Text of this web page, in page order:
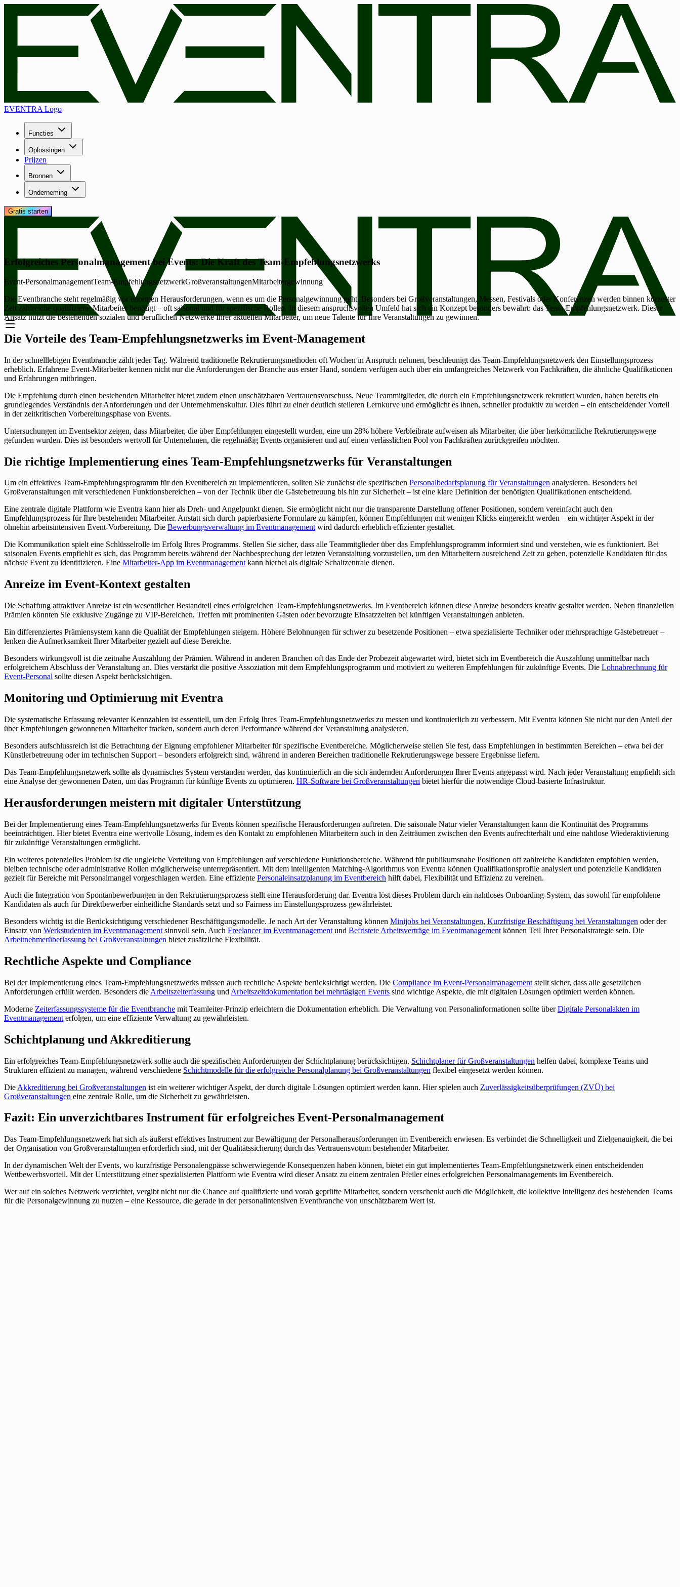
EVENTRA Logo
Functies
Oplossingen
Prijzen
Bronnen
Onderneming
Gratis starten
Erfolgreiches Personalmanagement bei Events: Die Kraft des Team-Empfehlungsnetzwerks
Event-PersonalmanagementTeam-EmpfehlungsnetzwerkGroßveranstaltungenMitarbeitergewinnung
Die Eventbranche steht regelmäßig vor enormen Herausforderungen, wenn es um die Personalgewinnung geht. Besonders bei Großveranstaltungen, Messen, Festivals oder Konferenzen werden binnen kürzester
Zeit zahlreiche qualifizierte Mitarbeiter benötigt – oft saisonal und für spezifische Rollen. In diesem anspruchsvollen Umfeld hat sich ein Konzept besonders bewährt: das Team-Empfehlungsnetzwerk. Dieser
Ansatz nutzt die bestehenden sozialen und beruflichen Netzwerke Ihrer aktuellen Mitarbeiter, um neue Talente für Ihre Veranstaltungen zu gewinnen.
Die Vorteile des Team-Empfehlungsnetzwerks im Event-Management
In der schnelllebigen Eventbranche zählt jeder Tag. Während traditionelle Rekrutierungsmethoden oft Wochen in Anspruch nehmen, beschleunigt das Team-Empfehlungsnetzwerk den Einstellungsprozess
erheblich. Erfahrene Event-Mitarbeiter kennen nicht nur die Anforderungen der Branche aus erster Hand, sondern verfügen auch über ein umfangreiches Netzwerk von Fachkräften, die ähnliche Qualifikationen
und Erfahrungen mitbringen.
Die Empfehlung durch einen bestehenden Mitarbeiter bietet zudem einen unschätzbaren Vertrauensvorschuss. Neue Teammitglieder, die durch ein Empfehlungsnetzwerk rekrutiert wurden, haben bereits ein
grundlegendes Verständnis der Anforderungen und der Unternehmenskultur. Dies führt zu einer deutlich steileren Lernkurve und ermöglicht es ihnen, schneller produktiv zu werden – ein entscheidender Vorteil
in der zeitkritischen Vorbereitungsphase von Events.
Untersuchungen im Eventsektor zeigen, dass Mitarbeiter, die über Empfehlungen eingestellt wurden, eine um 28% höhere Verbleibrate aufweisen als Mitarbeiter, die über herkömmliche Rekrutierungswege
gefunden wurden. Dies ist besonders wertvoll für Unternehmen, die regelmäßig Events organisieren und auf einen verlässlichen Pool von Fachkräften zurückgreifen möchten.
Die richtige Implementierung eines Team-Empfehlungsnetzwerks für Veranstaltungen
Um ein effektives Team-Empfehlungsprogramm für den Eventbereich zu implementieren, sollten Sie zunächst die spezifischen Personalbedarfsplanung für Veranstaltungen analysieren. Besonders bei
Großveranstaltungen mit verschiedenen Funktionsbereichen – von der Technik über die Gästebetreuung bis hin zur Sicherheit – ist eine klare Definition der benötigten Qualifikationen entscheidend.
Eine zentrale digitale Plattform wie Eventra kann hier als Dreh- und Angelpunkt dienen. Sie ermöglicht nicht nur die transparente Darstellung offener Positionen, sondern vereinfacht auch den
Empfehlungsprozess für Ihre bestehenden Mitarbeiter. Anstatt sich durch papierbasierte Formulare zu kämpfen, können Empfehlungen mit wenigen Klicks eingereicht werden – ein wichtiger Aspekt in der
ohnehin arbeitsintensiven Event-Vorbereitung. Die Bewerbungsverwaltung im Eventmanagementwird dadurch erheblich effizienter gestaltet.
Die Kommunikation spielt eine Schlüsselrolle im Erfolg Ihres Programms. Stellen Sie sicher, dass alle Teammitglieder über das Empfehlungsprogramm informiert sind und verstehen, wie es funktioniert. Bei
saisonalen Events empfiehlt es sich, das Programm bereits während der Nachbesprechung der letzten Veranstaltung vorzustellen, um den Mitarbeitern ausreichend Zeit zu geben, potenzielle Kandidaten für das
nächste Event zu identifizieren. Eine Mitarbeiter-App im Eventmanagementkann hierbei als digitale Schaltzentrale dienen.
Anreize im Event-Kontext gestalten
Die Schaffung attraktiver Anreize ist ein wesentlicher Bestandteil eines erfolgreichen Team-Empfehlungsnetzwerks. Im Eventbereich können diese Anreize besonders kreativ gestaltet werden. Neben finanziellen
Prämien könnten Sie exklusive Zugänge zu VIP-Bereichen, Treffen mit prominenten Gästen oder bevorzugte Einsatzzeiten bei künftigen Veranstaltungen anbieten.
Ein differenziertes Prämiensystem kann die Qualität der Empfehlungen steigern. Höhere Belohnungen für schwer zu besetzende Positionen – etwa spezialisierte Techniker oder mehrsprachige Gästebetreuer –
lenken die Aufmerksamkeit Ihrer Mitarbeiter gezielt auf diese Bereiche.
Besonders wirkungsvoll ist die zeitnahe Auszahlung der Prämien. Während in anderen Branchen oft das Ende der Probezeit abgewartet wird, bietet sich im Eventbereich die Auszahlung unmittelbar nach
erfolgreichem Abschluss der Veranstaltung an. Dies verstärkt die positive Assoziation mit dem Empfehlungsprogramm und motiviert zu weiteren Empfehlungen für zukünftige Events. Die Lohnabrechnung für
Event-Personal sollte diesen Aspekt berücksichtigen.
Monitoring und Optimierung mit Eventra
Die systematische Erfassung relevanter Kennzahlen ist essentiell, um den Erfolg Ihres Team-Empfehlungsnetzwerks zu messen und kontinuierlich zu verbessern. Mit Eventra können Sie nicht nur den Anteil der
über Empfehlungen gewonnenen Mitarbeiter tracken, sondern auch deren Performance während der Veranstaltung analysieren.
Besonders aufschlussreich ist die Betrachtung der Eignung empfohlener Mitarbeiter für spezifische Eventbereiche. Möglicherweise stellen Sie fest, dass Empfehlungen in bestimmten Bereichen – etwa bei der
Künstlerbetreuung oder im technischen Support – besonders erfolgreich sind, während in anderen Bereichen traditionelle Rekrutierungswege bessere Ergebnisse liefern.
Das Team-Empfehlungsnetzwerk sollte als dynamisches System verstanden werden, das kontinuierlich an die sich ändernden Anforderungen Ihrer Events angepasst wird. Nach jeder Veranstaltung empfiehlt sich
eine Analyse der gewonnenen Daten, um das Programm für künftige Events zu optimieren. HR-Software bei Großveranstaltungen bietet hierfür die notwendige Cloud-basierte Infrastruktur.
Herausforderungen meistern mit digitaler Unterstützung
Bei der Implementierung eines Team-Empfehlungsnetzwerks für Events können spezifische Herausforderungen auftreten. Die saisonale Natur vieler Veranstaltungen kann die Kontinuität des Programms
beeinträchtigen. Hier bietet Eventra eine wertvolle Lösung, indem es den Kontakt zu empfohlenen Mitarbeitern auch in den Zeiträumen zwischen den Events aufrechterhält und eine nahtlose Wiederaktivierung
für zukünftige Veranstaltungen ermöglicht.
Ein weiteres potenzielles Problem ist die ungleiche Verteilung von Empfehlungen auf verschiedene Funktionsbereiche. Während für publikumsnahe Positionen oft zahlreiche Kandidaten empfohlen werden,
bleiben technische oder administrative Rollen möglicherweise unterrepräsentiert. Mit dem intelligenten Matching-Algorithmus von Eventra können Qualifikationsprofile analysiert und potenzielle Kandidaten
gezielt für Bereiche mit Personalmangel vorgeschlagen werden. Eine effiziente Personaleinsatzplanung im Eventbereich hilft dabei, Flexibilität und Effizienz zu vereinen.
Auch die Integration von Spontanbewerbungen in den Rekrutierungsprozess stellt eine Herausforderung dar. Eventra löst dieses Problem durch ein nahtloses Onboarding-System, das sowohl für empfohlene
Kandidaten als auch für Direktbewerber einheitliche Standards setzt und so Fairness im Einstellungsprozess gewährleistet.
Besonders wichtig ist die Berücksichtigung verschiedener Beschäftigungsmodelle. Je nach Art der Veranstaltung können Minijobs bei Veranstaltungen, Kurzfristige Beschäftigung bei Veranstaltungen oder der
Einsatz von Werkstudenten im Eventmanagement sinnvoll sein. Auch Freelancer im Eventmanagement und Befristete Arbeitsverträge im Eventmanagement können Teil Ihrer Personalstrategie sein. Die
Arbeitnehmerüberlassung bei Großveranstaltungen bietet zusätzliche Flexibilität.
Rechtliche Aspekte und Compliance
Bei der Implementierung eines Team-Empfehlungsnetzwerks müssen auch rechtliche Aspekte berücksichtigt werden. Die Compliance im Event-Personalmanagement stellt sicher, dass alle gesetzlichen
Anforderungen erfüllt werden. Besonders die Arbeitszeiterfassung und Arbeitszeitdokumentation bei mehrtägigen Events sind wichtige Aspekte, die mit digitalen Lösungen optimiert werden können.
Moderne Zeiterfassungssysteme für die Eventbranche mit Teamleiter-Prinzip erleichtern die Dokumentation erheblich. Die Verwaltung von Personalinformationen sollte überDigitale Personalakten im
Eventmanagement erfolgen, um eine effiziente Verwaltung zu gewährleisten.
Schichtplanung und Akkreditierung
Ein erfolgreiches Team-Empfehlungsnetzwerk sollte auch die spezifischen Anforderungen der Schichtplanung berücksichtigen. Schichtplaner für Großveranstaltungen helfen dabei, komplexe Teams und
Strukturen effizient zu managen, während verschiedene Schichtmodelle für die erfolgreiche Personalplanung bei Großveranstaltungen flexibel eingesetzt werden können.
Die Akkreditierung bei Großveranstaltungen ist ein weiterer wichtiger Aspekt, der durch digitale Lösungen optimiert werden kann. Hier spielen auch Zuverlässigkeitsüberprüfungen (ZVÜ) bei
Großveranstaltungen eine zentrale Rolle, um die Sicherheit zu gewährleisten.
Fazit: Ein unverzichtbares Instrument für erfolgreiches Event-Personalmanagement
Das Team-Empfehlungsnetzwerk hat sich als äußerst effektives Instrument zur Bewältigung der Personalherausforderungen im Eventbereich erwiesen. Es verbindet die Schnelligkeit und Zielgenauigkeit, die bei
der Organisation von Großveranstaltungen erforderlich sind, mit der Qualitätssicherung durch das Vertrauensvotum bestehender Mitarbeiter.
In der dynamischen Welt der Events, wo kurzfristige Personalengpässe schwerwiegende Konsequenzen haben können, bietet ein gut implementiertes Team-Empfehlungsnetzwerk einen entscheidenden
Wettbewerbsvorteil. Mit der Unterstützung einer spezialisierten Plattform wie Eventra wird dieser Ansatz zu einem zentralen Pfeiler eines erfolgreichen Personalmanagements im Eventbereich.
Wer auf ein solches Netzwerk verzichtet, vergibt nicht nur die Chance auf qualifizierte und vorab geprüfte Mitarbeiter, sondern verschenkt auch die Möglichkeit, die kollektive Intelligenz des bestehenden Teams
für die Personalgewinnung zu nutzen – eine Ressource, die gerade in der personalintensiven Eventbranche von unschätzbarem Wert ist.